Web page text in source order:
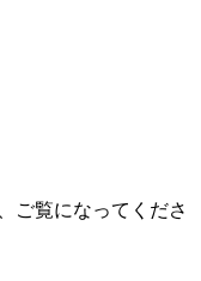
ご覧になってくださ